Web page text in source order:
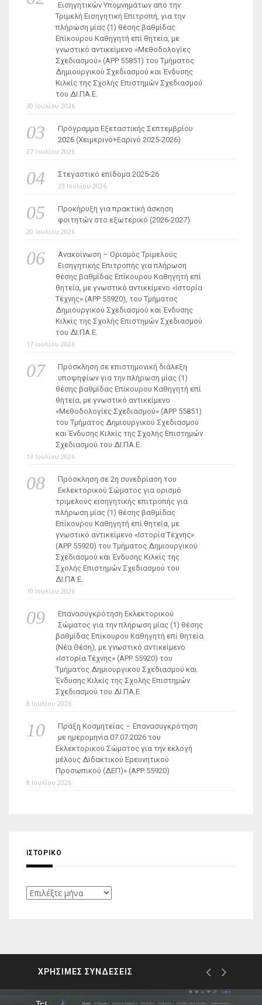
Εισηγητικών Υπομνημάτων από την
Τριμελή Εισηγητική Επιτροπή, για την
πλήρωση μίας (1) θέσης βαθμίδας
Επίκουρου Καθηγητή επί θητεία, με
γνωστικό αντικείμενο «Μεθοδολογίες
Σχεδιασμού» (ΑΡΡ 55851) του Τμήματος
Δημιουργικού Σχεδιασμού και Ένδυσης
Κιλκίς της Σχολής Επιστημών Σχεδιασμού
του ΔΙ.ΠΑ.Ε.
30 Ιουλίου 2026
Πρόγραμμα Εξεταστικής Σεπτεμβρίου
2026 (Χειμερινό+Εαρινό 2025-2026)
27 Ιουλίου 2026
Στεγαστικό επίδομα 2025-26
23 Ιουλίου 2026
Προκήρυξη για πρακτική άσκηση
φοιτητών στο εξωτερικό (2026-2027)
20 Ιουλίου 2026
Ανακοίνωση – Ορισμός Τριμελούς
Εισηγητικής Επιτροπής για πλήρωση
θέσης βαθμίδας Επίκουρου Καθηγητή επί
θητεία, με γνωστικό αντικείμενο «Ιστορία
Τέχνης» (ΑΡΡ 55920), του Τμήματος
Δημιουργικού Σχεδιασμού και Ένδυσης
Κιλκίς της Σχολής Επιστημών Σχεδιασμού
του ΔΙ.ΠΑ.Ε.
17 Ιουλίου 2026
Πρόσκληση σε επιστημονική διάλεξη
υποψηφίων για την πλήρωση μίας (1)
θέσης βαθμίδας Επίκουρου Καθηγητή επί
θητεία, με γνωστικό αντικείμενο
«Μεθοδολογίες Σχεδιασμού» (ΑΡΡ 55851)
του Τμήματος Δημιουργικού Σχεδιασμού
και Ένδυσης Κιλκίς της Σχολής Επιστημών
Σχεδιασμού του ΔΙ.ΠΑ.Ε.
13 Ιουλίου 2026
Πρόσκληση σε 2η συνεδρίαση του
Εκλεκτορικού Σώματος για ορισμό
τριμελούς εισηγητικής επιτροπής για
πλήρωση μίας (1) θέσης βαθμίδας
Επίκουρου Καθηγητή επί θητεία, με
γνωστικό αντικείμενο «Ιστορία Τέχνης»
(ΑΡΡ 55920) του Τμήματος Δημιουργικού
Σχεδιασμού και Ένδυσης Κιλκίς της
Σχολής Επιστημών Σχεδιασμού του
ΔΙ.ΠΑ.Ε.
10 Ιουλίου 2026
Επανασυγκρότηση Εκλεκτορικού
Σώματος για την πλήρωση μίας (1) θέσης
βαθμίδας Επίκουρου Καθηγητή επί θητεία
(Νέα Θέση), με γνωστικό αντικείμενο
«Ιστορία Τέχνης» (ΑΡΡ 55920) του
Τμήματος Δημιουργικού Σχεδιασμού και
Ένδυσης Κιλκίς της Σχολής Επιστημών
Σχεδιασμού του ΔΙ.ΠΑ.Ε.
8 Ιουλίου 2026
Πράξη Κοσμητείας – Επανασυγκρότηση
με ημερομηνία 07.07.2026 του
Εκλεκτορικού Σώματος για την εκλογή
μέλους Διδακτικού Ερευνητικού
Προσωπικού (ΔΕΠ)» (APP 55920)
8 Ιουλίου 2026
ΙΣΤΟΡΙΚΌ
Ιστορικό
ΧΡΗΣΙΜΕΣ ΣΥΝΔΕΣΕΙΣ